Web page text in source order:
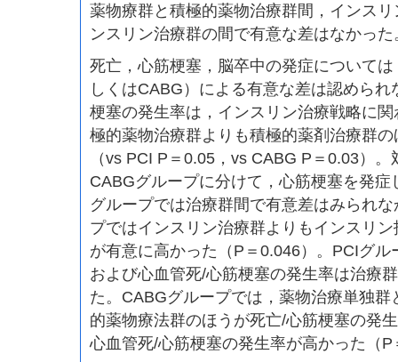
薬物療群と積極的薬物治療群間，インス
ンスリン治療群の間で有意な差はなかった
死亡，心筋梗塞，脳卒中の発症について
しくはCABG）による有意な差は認めら
梗塞の発生率は，インスリン治療戦略に
極的薬物治療群よりも積極的薬剤治療群
（vs PCI P＝0.05，vs CABG P＝0.03）
CABGグループに分けて，心筋梗塞を発
グループでは治療群間で有意差はみられ
プではインスリン治療群よりもインスリ
が有意に高かった（P＝0.046）。PCIグ
および心血管死/心筋梗塞の発生率は治療
た。CABGグループでは，薬物治療単独
的薬物療法群のほうが死亡/心筋梗塞の発
心血管死/心筋梗塞の発生率が高かった（P